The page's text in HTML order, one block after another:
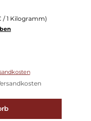
/ 1 Kilogramm)